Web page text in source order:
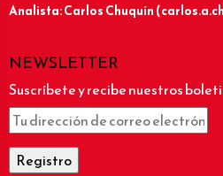
Analista: Carlos Chuquín
NEWSLETTER
Suscríbete y recibe nuestros